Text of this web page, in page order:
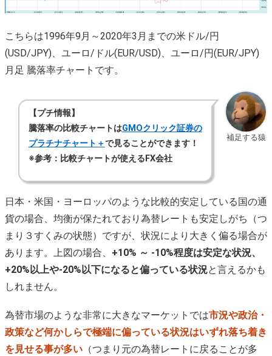
こちらは1996年9月～2020年3月までの米ドル/円
(USD/JPY)、ユーロ/ドル(EUR/USD)、ユーロ/円(EUR/JPY)
月足 騰落率チャートです。
補足する猿
【プチ情報】
騰落率の比較チャートはGMOクリック証券の
プラチナチャート＋で見ることができます！
※参考：比較チャートが使えるFX会社
日本・米国・ヨーロッパのような比較的安定している国の通
貨の場合、均衡が保たれており為替レートも安定しがち（つ
まり３すくみの状態）ですが、状況により大きく偏る場合が
あります。上図の場合、 +10% ～ -10%程度は安定な状況、
+20%以上や-20%以下になると偏っている状況と言えるかも
しれません。
為替市場のような非常に大きなマーケットでは市況や政治・
政策など何かしらで極端に偏っている状況はいずれ落ち着き
を見せる事が多い （つまり元の為替レートに戻ることが多